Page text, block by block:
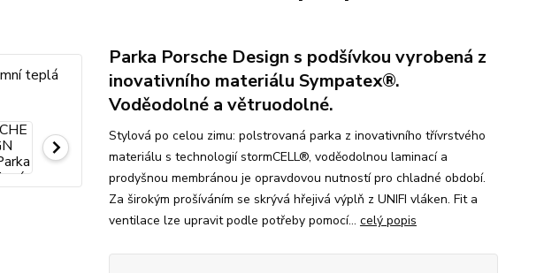
Parka Porsche Design s podšívkou vyrobená z
inovativního materiálu Sympatex®.
Voděodolné a větruodolné.
Stylová po celou zimu: polstrovaná parka z inovativního třívrstvého
materiálu s technologií stormCELL®, voděodolnou laminací a
prodyšnou membránou je opravdovou nutností pro chladné období.
Za širokým prošíváním se skrývá hřejivá výplň z UNIFI vláken. Fit a
ventilace lze upravit podle potřeby pomocí... celý popis